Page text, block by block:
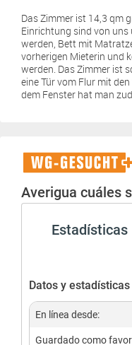
Das Zimmer ist 14,3 qm
Einrichtung sind von
werden, Bett mit
vorherigen Mieterin und
werden. Das Zimmer ist
eine Tür vom Flur mit
dem Fenster hat man
WG-
Gesucht+
Averigua cuáles
Estadísticas
Datos y
En línea desde:
Guardado como